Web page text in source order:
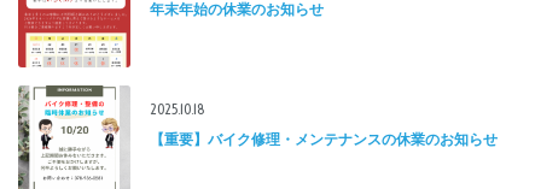
年末年始の休業のお知らせ
2025.10.18
【重要】バイク修理・メンテナンスの休業のお知らせ